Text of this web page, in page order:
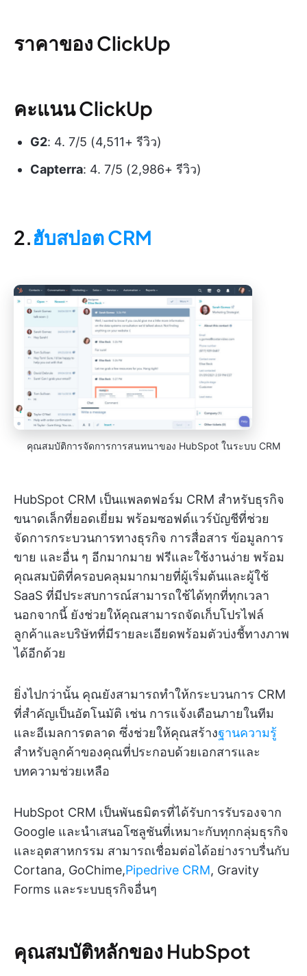
ราคาของ ClickUp
คะแนน ClickUp
G2: 4. 7/5 (4,511+ รีวิว)
Capterra: 4. 7/5 (2,986+ รีวิว)
2.ฮับสปอต CRM
คุณสมบัติการจัดการการสนทนาของ HubSpot ในระบบ CRM
HubSpot CRM เป็นแพลตฟอร์ม CRM สำหรับธุรกิจ
ขนาดเล็กที่ยอดเยี่ยม พร้อมซอฟต์แวร์บัญชีที่ช่วย
จัดการกระบวนการทางธุรกิจ การสื่อสาร ข้อมูลการ
ขาย และอื่น ๆ อีกมากมาย ฟรีและใช้งานง่าย พร้อม
คุณสมบัติที่ครอบคลุมมากมายที่ผู้เริ่มต้นและผู้ใช้
SaaS ที่มีประสบการณ์สามารถใช้ได้ทุกที่ทุกเวลา
นอกจากนี้ ยังช่วยให้คุณสามารถจัดเก็บโปรไฟล์
ลูกค้าและบริษัทที่มีรายละเอียดพร้อมตัวบ่งชี้ทางภาพ
ได้อีกด้วย
ยิ่งไปกว่านั้น คุณยังสามารถทำให้กระบวนการ CRM
ที่สำคัญเป็นอัตโนมัติ เช่น การแจ้งเตือนภายในทีม
และอีเมลการตลาด ซึ่งช่วยให้คุณสร้างฐานความรู้
สำหรับลูกค้าของคุณที่ประกอบด้วยเอกสารและ
บทความช่วยเหลือ
HubSpot CRM เป็นพันธมิตรที่ได้รับการรับรองจาก
Google และนำเสนอโซลูชันที่เหมาะกับทุกกลุ่มธุรกิจ
และอุตสาหกรรม สามารถเชื่อมต่อได้อย่างราบรื่นกับ
Cortana, GoChime,Pipedrive CRM, Gravity
Forms และระบบธุรกิจอื่นๆ
คุณสมบัติหลักของ HubSpot